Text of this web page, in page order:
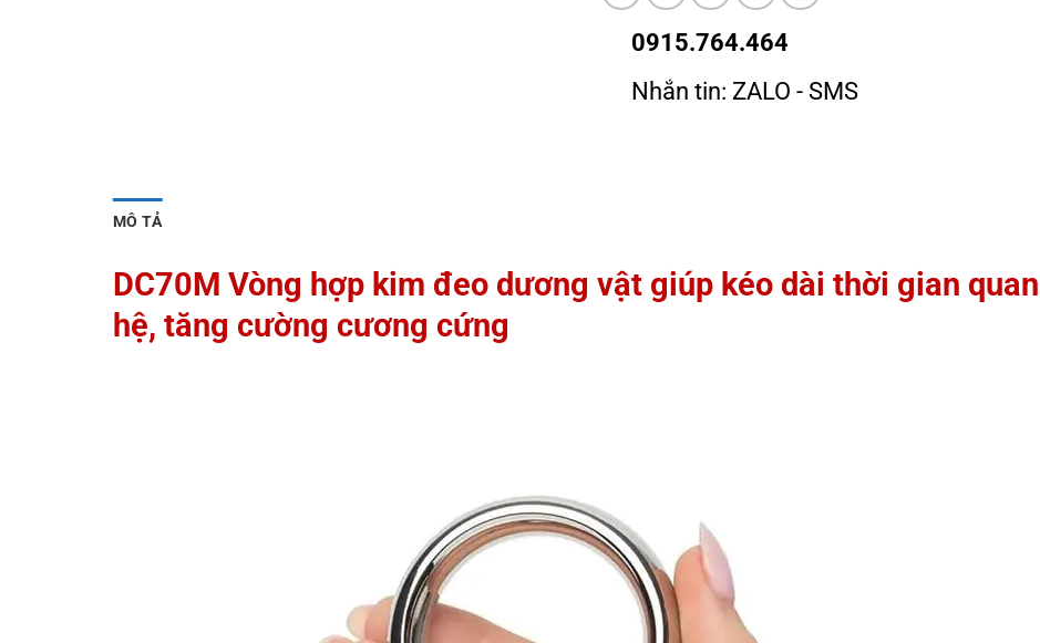
0915.764.464
Nhắn tin: ZALO - SMS
MÔ TẢ
DC70M Vòng hợp kim đeo dương vật giúp kéo dài thời gian quan
hệ, tăng cường cương cứng